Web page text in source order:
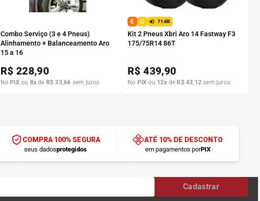
Combo Serviço (3 e 4 Pneus)
Alinhamento + Balanceamento Aro
15 a 16
R$ 228,90
No PIX ou 8x de R$ 33,66 sem juros
E C 71dB
Kit 2 Pneus Xbri Aro 14 Fastway F3
175/75R14 86T
R$439,90
No PIX ou 12x de R$ 43, 12 sem juros
COMPRA 100% SEGURA
seus dadosprotegidos
ATÉ 10% DE DESCONTO
em pagamentos porPIX
Cadastrar